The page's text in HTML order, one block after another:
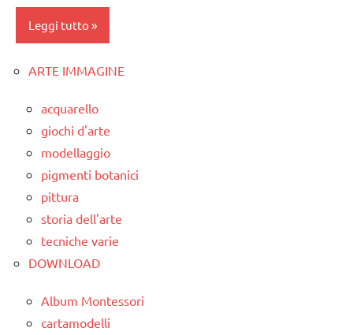
TUTTI GLI
ARGOMENTI
ARTICOLI
LINGUAGGIO
/
poesie e
TUTTI GLI
ARGOMENTI
PER ETA'
TUTTI GLI
ARTICOLI
Leggi tutto
classe
classe
classe
4a
classe
dettati
ARTE IMMAGINE
acquarello
giochi d'arte
modellaggio
pigmenti botanici
pittura
storia dell'arte
tecniche varie
DOWNLOAD
Album Montessori
cartamodelli